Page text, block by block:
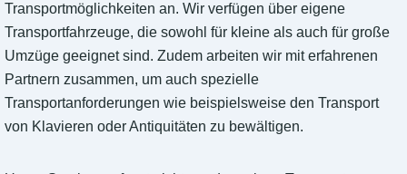
Transportmöglichkeiten an. Wir verfügen über eigene
Transportfahrzeuge, die sowohl für kleine als auch für große
Umzüge geeignet sind. Zudem arbeiten wir mit erfahrenen
Partnern zusammen, um auch spezielle
Transportanforderungen wie beispielsweise den Transport
von Klavieren oder Antiquitäten zu bewältigen.